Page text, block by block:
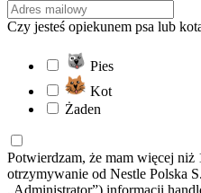
Czy jesteś opiekunem psa lub
Pies
Kot
Żaden
Potwierdzam, że mam więcej niż
otrzymywanie od Nestle Polska
„Administrator”) informacji